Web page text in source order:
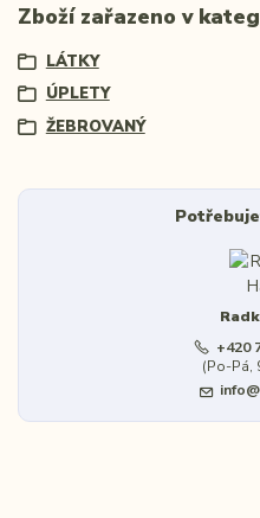
Zboží zařazeno v
LÁTKY
ÚPLETY
ŽEBROVANÝ
+420
(Po-Pá,